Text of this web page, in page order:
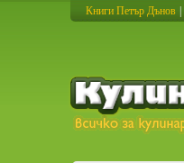
Книги Петър Дънов